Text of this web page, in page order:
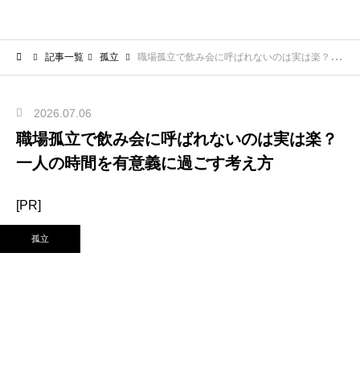
記事一覧 孤立 職場孤立で飲み会に呼ばれないのは実は楽？一人の時間を有意義に過ごす考え方
2026.07.06
職場孤立で飲み会に呼ばれないのは実は楽？
一人の時間を有意義に過ごす考え方
[PR]
孤立